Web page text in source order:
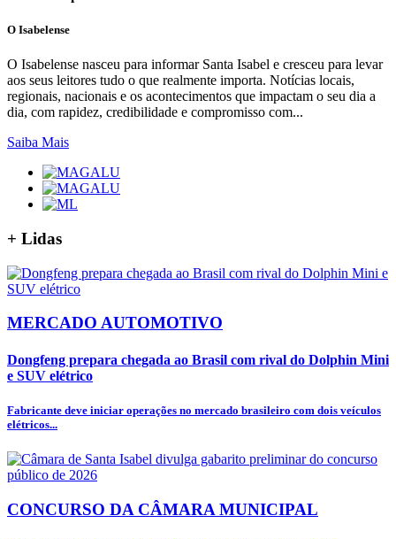
O Isabelense
O Isabelense nasceu para informar Santa Isabel e cresceu para levar
aos seus leitores tudo o que realmente importa. Notícias locais,
regionais, nacionais e os acontecimentos que impactam o seu dia a
dia, com rapidez, credibilidade e compromisso com...
Saiba Mais
+ Lidas
MERCADO AUTOMOTIVO
Dongfeng prepara chegada ao Brasil com rival do Dolphin Mini
e SUV elétrico
Fabricante deve iniciar operações no mercado brasileiro com dois veículos
elétricos...
CONCURSO DA CÂMARA MUNICIPAL